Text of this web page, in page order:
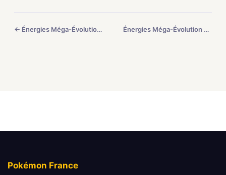
← Énergies Méga-Évolution #3 Énergies Méga-Évolution #5 →
Pokémon France